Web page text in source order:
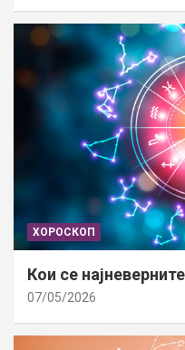
ХОРОСКОП
Кои се
07/05/2026